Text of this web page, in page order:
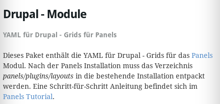
Drupal - Module
YAML für Drupal - Grids für Panels
Dieses Paket enthält die YAML für Drupal - Grids für das Panels
Modul. Nach der Panels Installation muss das Verzeichnis
panels/plugins/layouts in die bestehende Installation entpackt
werden. Eine Schritt-für-Schritt Anleitung befindet sich im
Panels Tutorial.